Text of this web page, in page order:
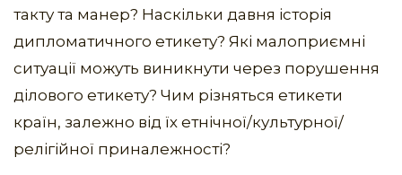
такту та манер? Наскільки давня історія
дипломатичного етикету? Які малоприємні
ситуації можуть виникнути через порушення
ділового етикету? Чим різняться етикети
країн, залежно від їх етнічної/культурної/
релігійної приналежності?